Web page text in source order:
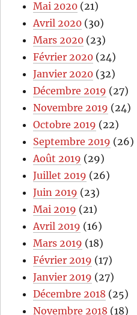
Mai 2020 (21)
Avril 2020 (30)
Mars 2020 (23)
Février 2020 (24)
Janvier 2020 (32)
Décembre 2019 (27)
Novembre 2019 (24)
Octobre 2019 (22)
Septembre 2019 (26)
Août 2019 (29)
Juillet 2019 (26)
Juin 2019 (23)
Mai 2019 (21)
Avril 2019 (16)
Mars 2019 (18)
Février 2019 (17)
Janvier 2019 (27)
Décembre 2018 (25)
Novembre 2018 (18)